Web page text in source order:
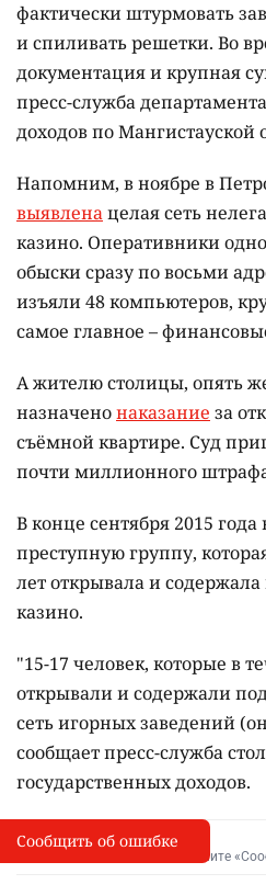
фактически штурмовать
и спиливать решетки. Во
документация и крупная
пресс-служба
доходов по Мангистауской
Напомним, в ноябре в
выявленацелая сеть
казино. Оперативники
обыски сразу по восьми
изъяли 48 компьютеров,
самое главное –
А жителю столицы, опять
назначенонаказание за
съёмной квартире. Суд
почти миллионного
В конце сентября 2015 года
преступную группу,
лет открывала и
казино.
"15-17 человек, которые в
открывали и содержали
сеть игорных заведений
сообщает пресс-служба
государственных доходов.
I
Сообщить об опечатке
Выделите фрагмент и нажмите
Сообщить об ошибке